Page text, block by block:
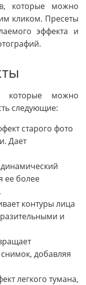
которые можно
кликом. Пресеты
эффекта и
которые можно
следующие:
старого фото
Дает
ее более
контуры лица
и
добавляя
легкого тумана,